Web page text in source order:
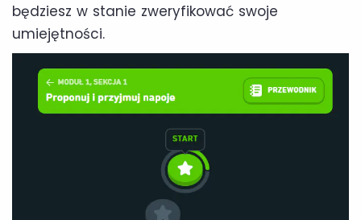
będziesz w stanie zweryfikować swoje
umiejętności.